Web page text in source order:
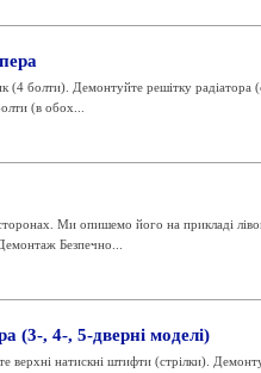
(4 болти). Демонтуйте решітку радіатора
(в обох...
Ми опишемо його на прикладі
Безпечно...
(3-, 4-, 5-дверні моделі)
верхні натискні штифти (стрілки).